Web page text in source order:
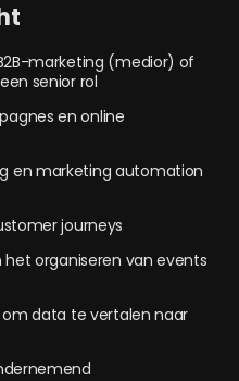
marketing (medior) of
senior rol
en online
en marketing automation
journeys
organiseren van events
data te vertalen naar